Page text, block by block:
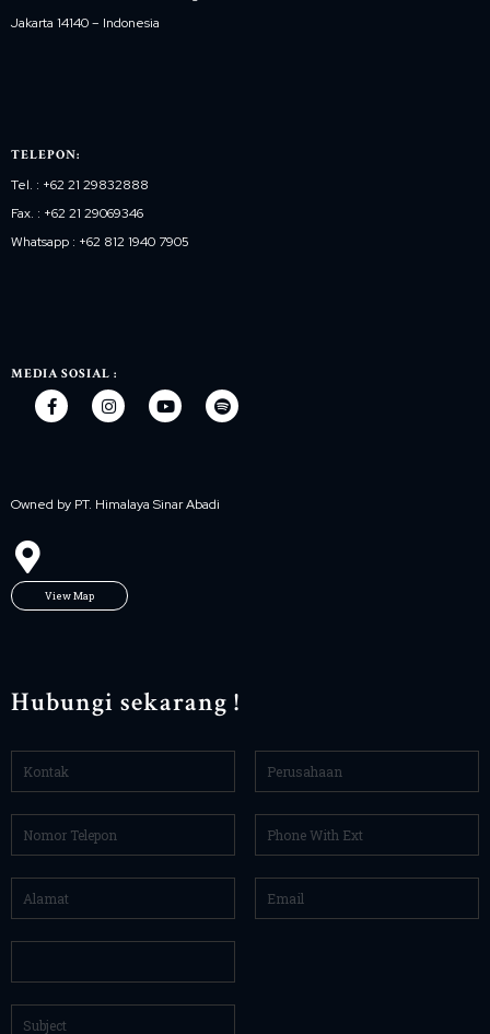
Jakarta 14140 – Indonesia
TELEPON:
Tel. : +62 21 29832888
Fax. : +62 21 29069346
Whatsapp : +62 812 1940 7905
MEDIA SOSIAL :
Owned by PT. Himalaya Sinar Abadi
View Map
Hubungi sekarang !